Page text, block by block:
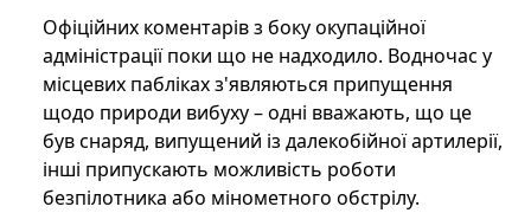
Офіційних коментарів з боку окупаційної
адміністрації поки що не надходило. Водночас у
місцевих пабліках з'являються припущення
щодо природи вибуху – одні вважають, що це
був снаряд, випущений із далекобійної артилерії,
інші припускають можливість роботи
безпілотника або мінометного обстрілу.